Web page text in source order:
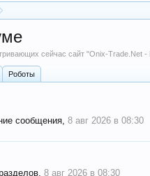
сейчас сайт "Onix-Trade.Net -
Роботы
сообщения,8 авг 2026 в 08:30
8 авг 2026 в 08:30